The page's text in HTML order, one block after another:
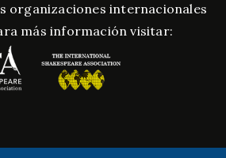
organizaciones internacionales
más información visitar: